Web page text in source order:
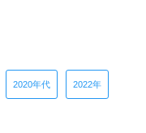
2020年代 2022年